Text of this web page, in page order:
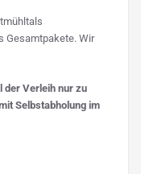
Gesamtpakete. Wir
der Verleih nur zu
Selbstabholung im